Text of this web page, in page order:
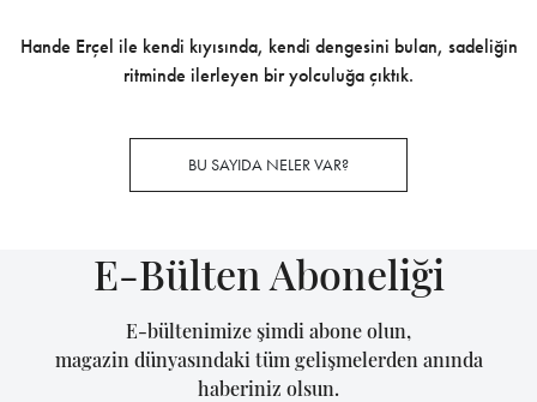
Hande Erçel ile kendi kıyısında, kendi dengesini bulan, sadeliğin
ritminde ilerleyen bir yolculuğa çıktık.
BU SAYIDA NELER VAR?
E-Bülten Aboneliği
E-bültenimize şimdi abone olun,
magazin dünyasındaki tüm gelişmelerden anında
haberiniz olsun.